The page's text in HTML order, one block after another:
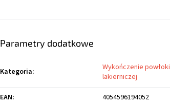
Parametry dodatkowe
Kategoria:
Wykończenie powłoki
lakierniczej
EAN: 4054596194052